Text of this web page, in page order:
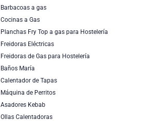
Barbacoas a gas
Cocinas a Gas
Planchas Fry Top a gas para Hostelería
Freidoras Eléctricas
Freidoras de Gas para Hostelería
Baños María
Calentador de Tapas
Máquina de Perritos
Asadores Kebab
Ollas Calentadoras